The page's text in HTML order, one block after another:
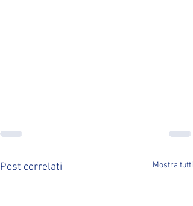
Post correlati Mostra tutti